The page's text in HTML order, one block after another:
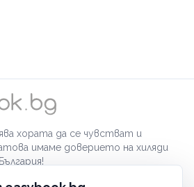
хората да се чувстват и
имаме доверието на хиляди